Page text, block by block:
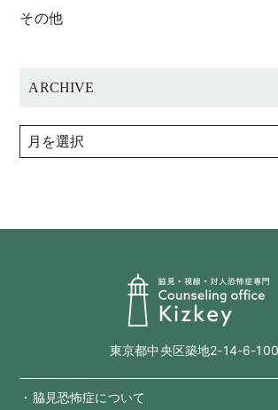
その他
ARCHIVE
東京都中央区築地2-14-6-
・脇見恐怖症について